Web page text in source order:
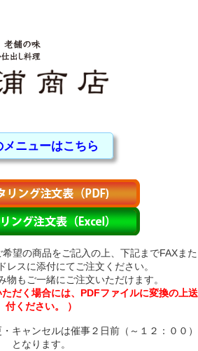
ニューはこちら
望の商品をご記入の上、下記までFAXまた
レスに添付にてご注文ください。
物もご一緒にご注文いただけます。
だく場合には、PDFファイルに変換の上送
付ください。 ）
キャンセルは催事２日前（～１２：００）
となります。